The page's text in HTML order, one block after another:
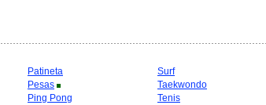
Patineta
Pesas
Ping Pong
Surf
Taekwondo
Tenis